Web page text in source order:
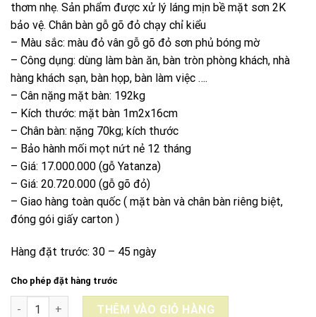
thơm nhẹ. Sản phẩm được xử lý láng mịn bề mặt sơn 2K
bảo vệ. Chân bàn gỗ gõ đỏ chạy chỉ kiểu
– Màu sắc: màu đỏ vân gỗ gõ đỏ sơn phủ bóng mờ
– Công dụng: dùng làm bàn ăn, bàn tròn phòng khách, nhà
hàng khách sạn, bàn họp, bàn làm việc ….
– Cân nặng mặt bàn: 192kg
– Kích thước: mặt bàn 1m2x16cm
– Chân bàn: nặng 70kg; kích thước
– Bảo hành mối mọt nứt nẻ 12 tháng
– Giá: 17.000.000 (gỗ Yatanza)
– Giá: 20.720.000 (gỗ gõ đỏ)
– Giao hàng toàn quốc ( mặt bàn và chân bàn riêng biệt,
đóng gói giấy carton )
Hàng đặt trước: 30 – 45 ngày
Cho phép đặt hàng trước
BÀN TRÒN GỖ GÕ ĐỎ NAM PHI NGUYÊN KHỐI 1m2x16cm số
THÊM VÀO GIỎ HÀNG